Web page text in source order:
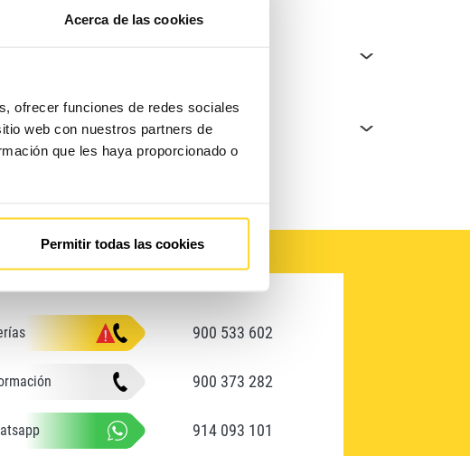
Acerca de las cookies
ofrecer funciones de redes sociales
web con nuestros partners de
que les haya proporcionado o
Permitir todas las cookies
ascensores
ascensor en caso de emergencia?
900 533 602
900 373 282
914 093 101